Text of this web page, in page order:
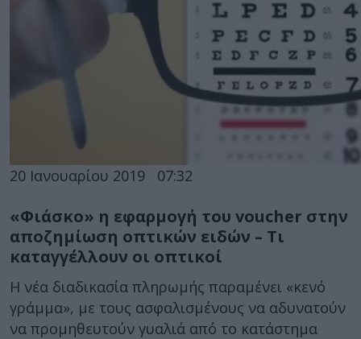
20 Ιανουαρίου 2019 07:32
«Φιάσκο» η εφαρμογή του voucher στην
αποζημίωση οπτικών ειδών – Τι
καταγγέλλουν οι οπτικοί
Η νέα διαδικασία πληρωμής παραμένει «κενό
γράμμα», με τους ασφαλισμένους να αδυνατούν
να προμηθευτούν γυαλιά από το κατάστημα